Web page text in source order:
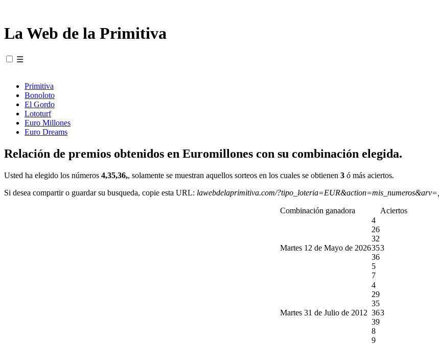
La Web de la Primitiva
☰
Primitiva
Bonoloto
El Gordo
Lototurf
Euro Millones
Euro Dreams
Relación de premios obtenidos en Euromillones con su combinación elegida.
Usted ha elegido los números 4,35,36,, solamente se muestran aquellos sorteos en los cuales se obtienen 3 ó más aciertos.
Si desea compartir o guardar su busqueda, copie esta URL: lawebdelaprimitiva.com/
Combinación ganadora Aciertos
Martes 12 de Mayo de 2026
4
26
32
35
36
5
7
3
Martes 31 de Julio de 2012
4
29
35
36
39
8
9
3